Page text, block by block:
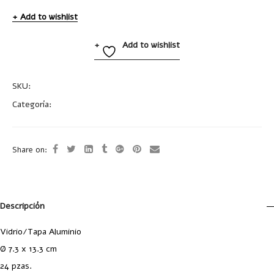
Add to wishlist
Add to wishlist
SKU:
Categoría:
Share on:
Descripción
Vidrio/Tapa Aluminio
Ø 7.3 x 13.3 cm
24 pzas.